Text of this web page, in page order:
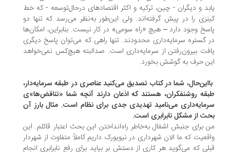
و دیگران - چین، ترکیه و اکثر اقتصادهای درحال‌توسعه - که خط
را در پیش گرفته‌اند. ولی این‌طور به‌نظر می‌رسد که تنها دو
وجود دارد – هیچ «راه سومی» در کار نیست. بنابراین، امکان‌ها
گستره سرمایه‌داری محدودند. تنها راهی که می‌توان پاسخ دیگری
بیرون‌رفتن از سرمایه‌داری است. صدالبته هیچ‌کس نمی‌خواهد
حرف به گوشش بخورد.
شما در کتاب تصدیق می‌کنید عناصری در طبقه سرمایه‌دار،
روشنفکران، هستند که اذعان دارند آنچه شما «تناقض‌ها»ی
می‌نامید تهدیدی جدی برای نظام است. مثال بارز آن
از مشکل نابرابری است.
برای جنبش اشغال به‌خاطر راه‌انداختن این بحث اعتبار قائلم. این
که ما الان شهرداری در نیویورک داریم کاملاً متفاوت از شهردار
که می‌گوید هر کاری از دستش بر بیاید برای رفع نابرابری انجام